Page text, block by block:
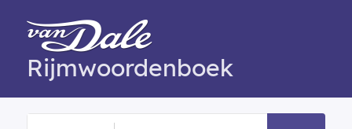
Rijmwoordenboek